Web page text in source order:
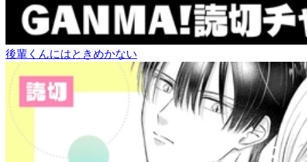
後輩くんにはときめかない